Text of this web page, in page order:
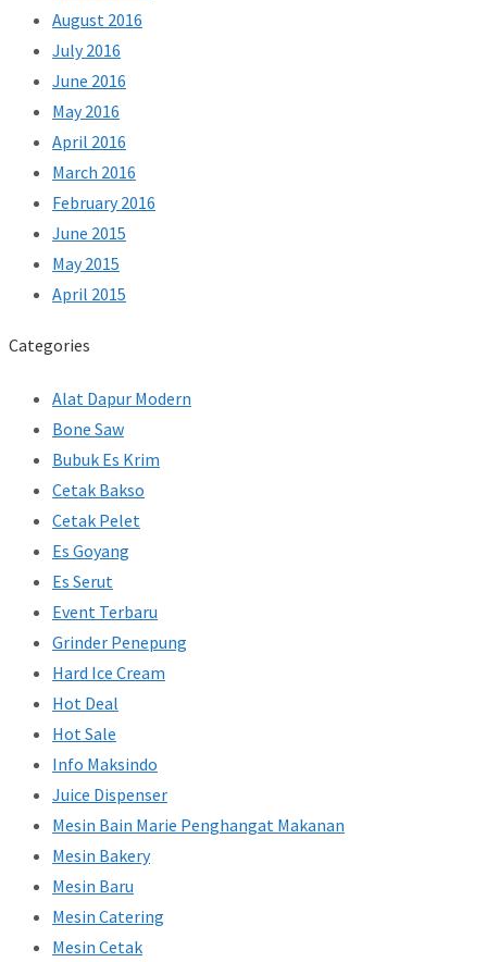
August 2016
July 2016
June 2016
May 2016
April 2016
March 2016
February 2016
June 2015
May 2015
April 2015
Categories
Alat Dapur Modern
Bone Saw
Bubuk Es Krim
Cetak Bakso
Cetak Pelet
Es Goyang
Es Serut
Event Terbaru
Grinder Penepung
Hard Ice Cream
Hot Deal
Hot Sale
Info Maksindo
Juice Dispenser
Mesin Bain Marie Penghangat Makanan
Mesin Bakery
Mesin Baru
Mesin Catering
Mesin Cetak